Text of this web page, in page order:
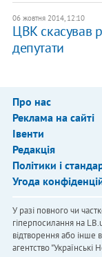
06 жовтня 2014, 12:10
ЦВК скасував
депутати
Про нас
Реклама на сайті
Івенти
Редакція
Політики і
Угода
У разі повного чи
гіперпосилання на
відтворення або інше
агентство "Українськi